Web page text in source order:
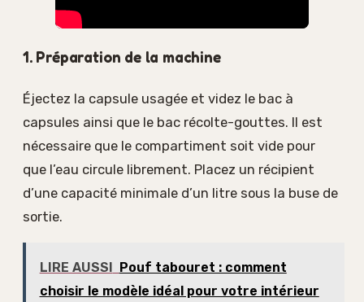
1. Préparation de la machine
Éjectez la capsule usagée et videz le bac à
capsules ainsi que le bac récolte-gouttes. Il est
nécessaire que le compartiment soit vide pour
que l’eau circule librement. Placez un récipient
d’une capacité minimale d’un litre sous la buse de
sortie.
LIRE AUSSI
Pouf tabouret : comment
choisir le modèle idéal pour votre intérieur